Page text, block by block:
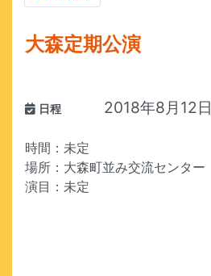
大森定期公演
日程 2018年8月12日
時間：未定
場所：大森町並み交流センター
演目：未定